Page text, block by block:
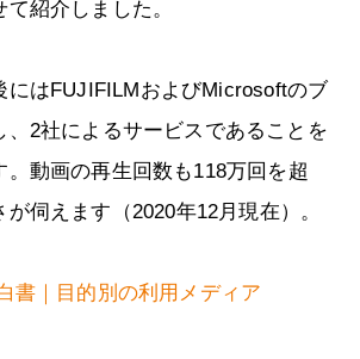
紹介しました。
にはFUJIFILMおよびMicrosoftのブ
、2社によるサービスであることを
。動画の再生回数も118万回を超
伺えます（2020年12月現在）。
書｜目的別の利用メディア